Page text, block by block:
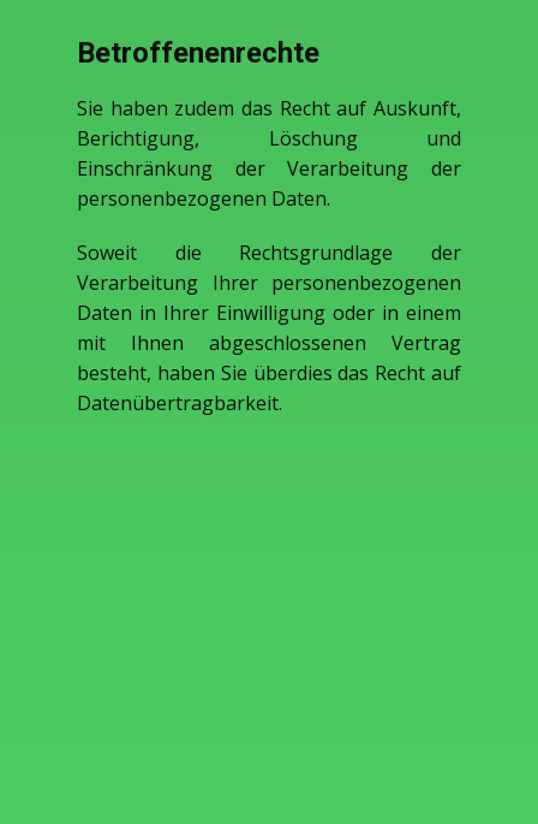
Betroffenenrechte
Sie haben zudem das Recht auf Auskunft,
Berichtigung, Löschung und
Einschränkung der Verarbeitung der
personenbezogenen Daten.
Soweit die Rechtsgrundlage der
Verarbeitung Ihrer personenbezogenen
Daten in Ihrer Einwilligung oder in einem
mit Ihnen abgeschlossenen Vertrag
besteht, haben Sie überdies das Recht auf
Datenübertragbarkeit.